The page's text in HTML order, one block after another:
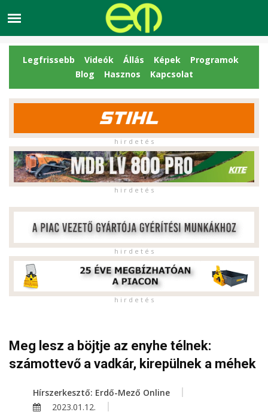
Legfrissebb Videók Állás Képek
Programok
Blog
Hasznos Kapcsolat
h i r d e t é s
h i r d e t é s
h i r d e t é s
h i r d e t é s
Meg lesz a böjtje az enyhe télnek:
számottevő a vadkár, kirepülnek a méhek
Hírszerkesztő: Erdő-Mező Online
2023.01.12.